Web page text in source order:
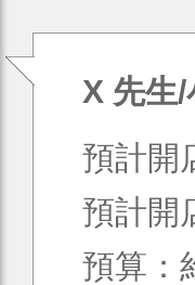
X 先生/
預計開
預計開
預算：